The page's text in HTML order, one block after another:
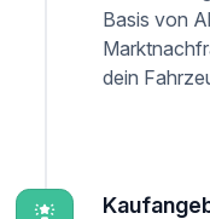
Basis von
dein